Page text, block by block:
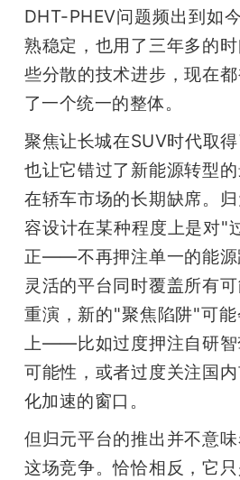
DHT-PHEV问题频出到如
熟稳定，也用了三年多的
些分散的技术进步，现在
了一个统一的整体。
聚焦让长城在SUV时代取
也让它错过了新能源转型
在轿车市场的长期缺席。
容设计在某种程度上是对"
正——不再押注单一的能源
灵活的平台同时覆盖所有
重演，新的"聚焦陷阱"可
上——比如过度押注自研智
可能性，或者过度关注国
化加速的窗口。
但归元平台的推出并不意
这场竞争。恰恰相反，它